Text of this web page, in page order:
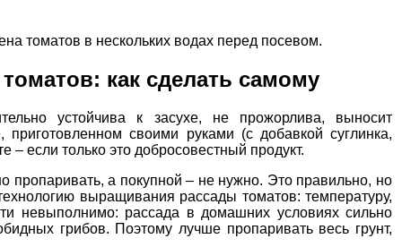
томатов в нескольких водах перед посевом.
как сделать самому
устойчива к засухе, не прожорлива, выносит
своими руками (с добавкой суглинка,
– если только это добросовестный продукт.
пропаривать, а покупной – не нужно. Это правильно, но
выращивания рассады томатов: температуру,
невыполнимо: рассада в домашних условиях сильно
грибов. Поэтому лучше пропаривать весь грунт,